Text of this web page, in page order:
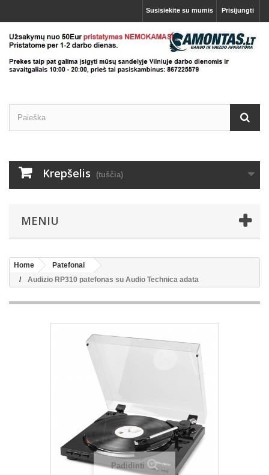
Prisijungti
Susisiekite su mumis
Krepšelis (tuščia)
MENIU
Home
Patefonai
Audizio RP310 patefonas su Audio Technica adata
Padidinti